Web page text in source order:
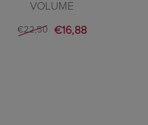
VOLUME
€22,50 €16,88